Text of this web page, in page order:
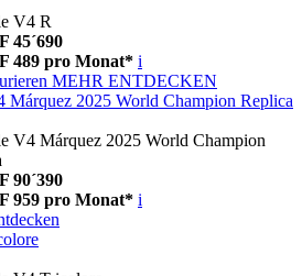
V4 R
45´690
489 pro Monat* i
MEHR ENTDECKEN
Márquez 2025 World Champion Replica
V4 Márquez 2025 World Champion
90´390
959 pro Monat* i